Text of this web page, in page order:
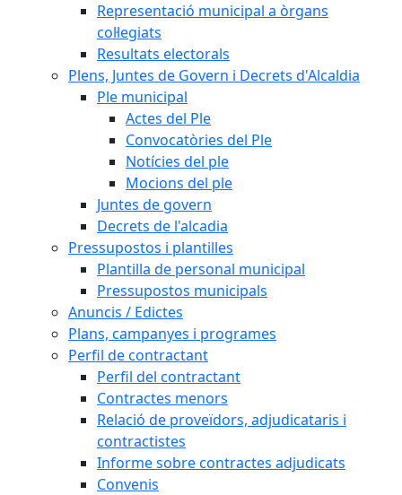
Representació municipal a òrgans
col·legiats
Resultats electorals
Plens, Juntes de Govern i Decrets d'Alcaldia
Ple municipal
Actes del Ple
Convocatòries del Ple
Notícies del ple
Mocions del ple
Juntes de govern
Decrets de l'alcadia
Pressupostos i plantilles
Plantilla de personal municipal
Pressupostos municipals
Anuncis / Edictes
Plans, campanyes i programes
Perfil de contractant
Perfil del contractant
Contractes menors
Relació de proveïdors, adjudicataris i
contractistes
Informe sobre contractes adjudicats
Convenis